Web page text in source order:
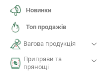
Новинки
Топ продажів
Вагова продукція
Приправи та
прянощі